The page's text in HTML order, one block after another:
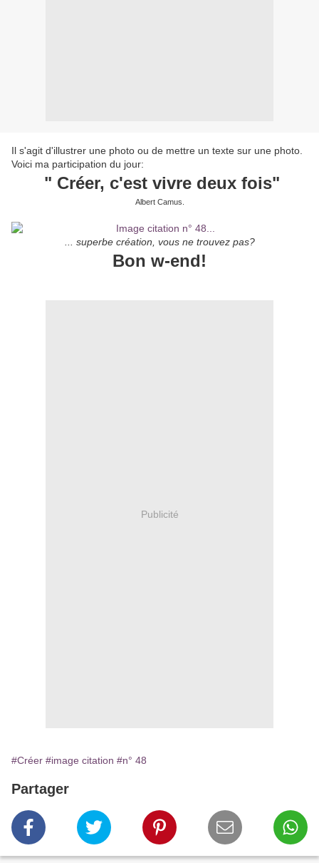
Il s'agit d'illustrer une photo ou de mettre un texte sur une photo.
Voici ma participation du jour:
" Créer, c'est vivre deux fois"
Albert Camus.
... superbe création, vous ne trouvez pas?
Bon w-end!
Publicité
#Créer #image citation #n° 48
Partager